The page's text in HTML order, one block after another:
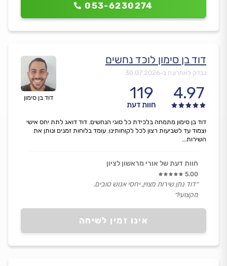
053-6230274
דוד בן סימון
דוד בן סימון לוכד נחשים
נבדק לאחרונה ב-30.07.2026
4.97
119
חוות דעת
אינו זמין לשיחה
דוד בן סימון מתמחה בלכידת כל סוגי הנחשים. דוד דואג לתת יחס אישי
וצמוד עד לשביעות רצון לכל לקוחותינו. עומד בלוחות זמנים ונותן את
השירות...
חוות דעת של אורי מראשון לציון
5.00
״דוד נתן שירות מצוין, יחסי אנוש טובים.
מקצועי!״